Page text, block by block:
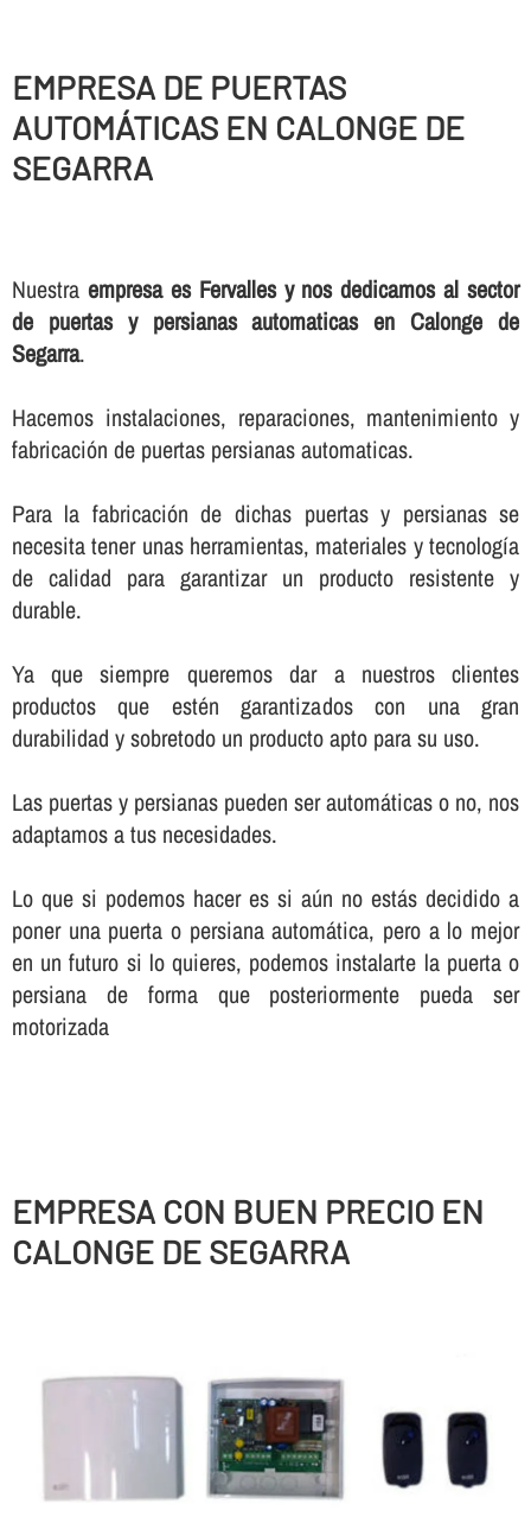
EMPRESA DE PUERTAS
AUTOMÁTICAS EN CALONGE DE
SEGARRA
Nuestra empresa es Fervalles y nos dedicamos al sector
de puertas y persianas automaticas en Calonge de
Segarra.
Hacemos instalaciones, reparaciones, mantenimiento y
fabricación de puertas persianas automaticas.
Para la fabricación de dichas puertas y persianas se
necesita tener unas herramientas, materiales y tecnologí­a
de calidad para garantizar un producto resistente y
durable.
Ya que siempre queremos dar a nuestros clientes
productos que estén garantizados con una gran
durabilidad y sobretodo un producto apto para su uso.
Las puertas y persianas pueden ser automáticas o no, nos
adaptamos a tus necesidades.
Lo que si podemos hacer es si aún no estás decidido a
poner una puerta o persiana automática, pero a lo mejor
en un futuro si lo quieres, podemos instalarte la puerta o
persiana de forma que posteriormente pueda ser
motorizada
EMPRESA CON BUEN PRECIO EN
CALONGE DE SEGARRA